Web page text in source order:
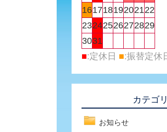
16171819202122
23242526272829
3031
■:定休日 ■:振替定休
カテゴ
お知らせ